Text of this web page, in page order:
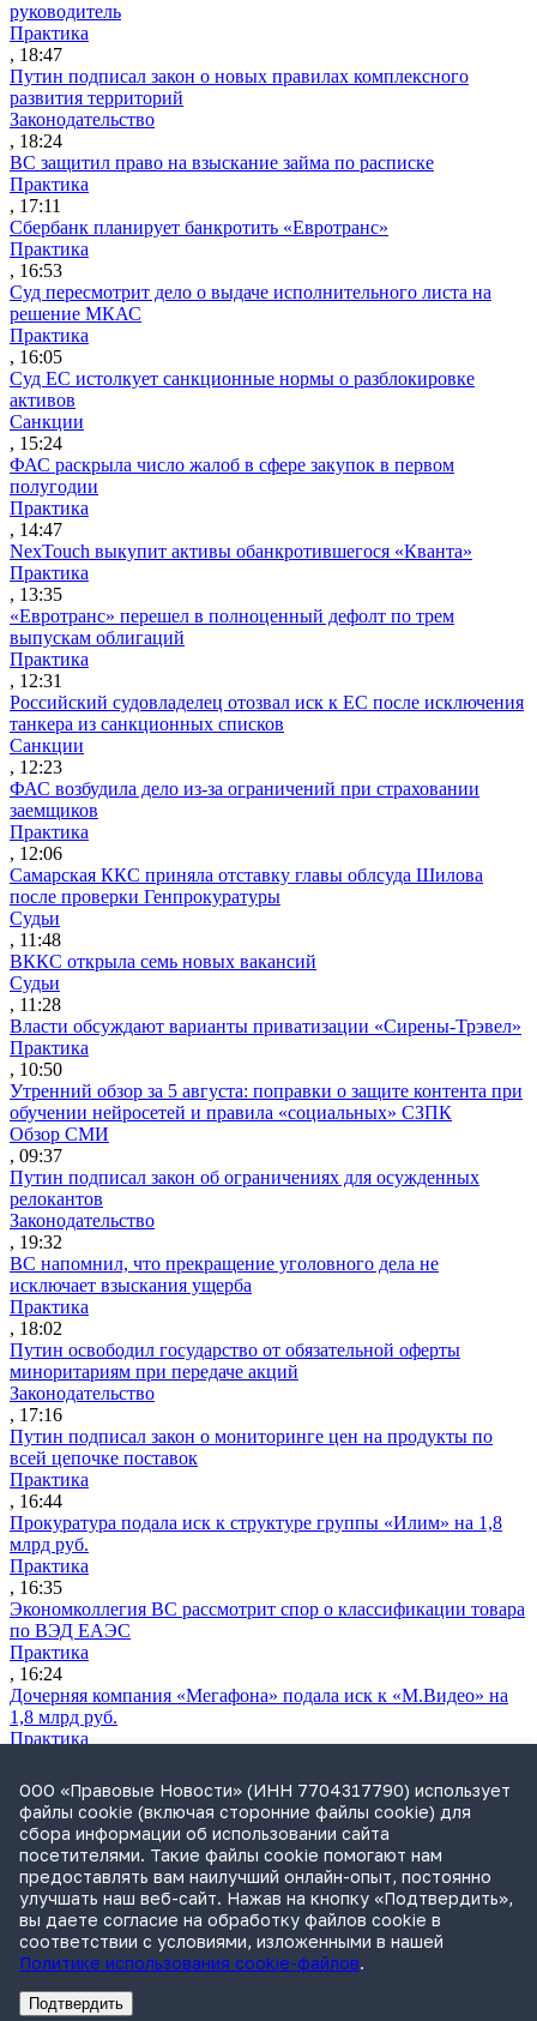
руководитель
Практика
, 18:47
Путин подписал закон о новых правилах комплексного
развития территорий
Законодательство
, 18:24
ВС защитил право на взыскание займа по расписке
Практика
, 17:11
Сбербанк планирует банкротить «Евротранс»
Практика
, 16:53
Суд пересмотрит дело о выдаче исполнительного листа на
решение МКАС
Практика
, 16:05
Суд ЕС истолкует санкционные нормы о разблокировке
активов
Санкции
, 15:24
ФАС раскрыла число жалоб в сфере закупок в первом
полугодии
Практика
, 14:47
NexTouch выкупит активы обанкротившегося «Кванта»
Практика
, 13:35
«Евротранс» перешел в полноценный дефолт по трем
выпускам облигаций
Практика
, 12:31
Российский судовладелец отозвал иск к ЕС после исключения
танкера из санкционных списков
Санкции
, 12:23
ФАС возбудила дело из-за ограничений при страховании
заемщиков
Практика
, 12:06
Самарская ККС приняла отставку главы облсуда Шилова
после проверки Генпрокуратуры
Судьи
, 11:48
ВККС открыла семь новых вакансий
Судьи
, 11:28
Власти обсуждают варианты приватизации «Сирены-Трэвел»
Практика
, 10:50
Утренний обзор за 5 августа: поправки о защите контента при
обучении нейросетей и правила «социальных» СЗПК
Обзор СМИ
, 09:37
Путин подписал закон об ограничениях для осужденных
релокантов
Законодательство
, 19:32
ВС напомнил, что прекращение уголовного дела не
исключает взыскания ущерба
Практика
, 18:02
Путин освободил государство от обязательной оферты
миноритариям при передаче акций
Законодательство
, 17:16
Путин подписал закон о мониторинге цен на продукты по
всей цепочке поставок
Практика
, 16:44
Прокуратура подала иск к структуре группы «Илим» на 1,8
млрд руб.
Практика
, 16:35
Экономколлегия ВС рассмотрит спор о классификации товара
по ВЭД ЕАЭС
Практика
, 16:24
Дочерняя компания «Мегафона» подала иск к «М.Видео» на
1,8 млрд руб.
Практика
СИП проверит отмену патента на систему управления
устройствами после возражений «Яндекса»
Практика
, 15:17
Суды 10 стран рассматривают иски российской «дочки»
Google о возврате дивидендов
Международная практика
, 14:09
РекламаАдвокатское бюро Санкт-Петербурга «Вертикаль» ИНН 7841290773
ООО «Правовые Новости» (ИНН 7704317790) использует
файлы cookie (включая сторонние файлы cookie) для
сбора информации об использовании сайта
посетителями. Такие файлы cookie помогают нам
предоставлять вам наилучший онлайн-опыт, постоянно
улучшать наш веб-сайт. Нажав на кнопку «Подтвердить»,
вы даете согласие на обработку файлов cookie в
соответствии с условиями, изложенными в нашей
Политике использования cookie-файлов.
Подтвердить